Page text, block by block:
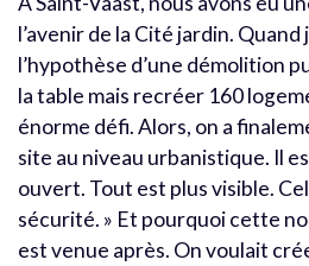
l’avenir de la Cité jardin. Quand
l’hypothèse d’une démolition
la table mais recréer 160
énorme défi. Alors, on a
site au niveau urbanistique. Il
ouvert. Tout est plus visible.
sécurité. » Et pourquoi cette
est venue après. On voulait